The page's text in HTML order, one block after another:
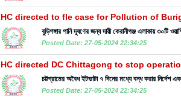
HC directed to fle case for Pollution of
বুড়িগঙ্গার পানি দূষণের জন্য দায়ী কেরানীগঞ্জ এলাকায় ৩০টি
Posted Date: 27-05-2024 22:34:25
HC directed DC Chittagong to stop
চট্টগ্রামের অবৈধ ইটভাটা ৭ দিনের মধ্যে বন্ধ করার নির্দেশ
Posted Date: 27-05-2024 22:34:25